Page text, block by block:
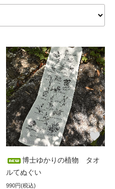
博士ゆかりの植物 タオ
ルてぬぐい
990円(税込)